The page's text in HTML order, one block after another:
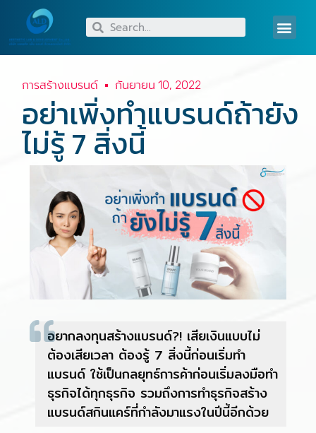
การสร้างแบรนด์ กันยายน 10, 2022
อย่าเพิ่งทำแบรนด์ถ้ายัง
ไม่รู้ 7 สิ่งนี้
อยากลงทุนสร้างแบรนด์?! เสียเงินแบบไม่
ต้องเสียเวลา ต้องรู้ 7 สิ่งนี้ก่อนเริ่มทำ
แบรนด์ ใช้เป็นกลยุทธ์การค้าก่อนเริ่มลงมือทำ
ธุรกิจได้ทุกธุรกิจ รวมถึงการทำธุรกิจสร้าง
แบรนด์สกินแคร์ที่กำลังมาแรงในปีนี้อีกด้วย